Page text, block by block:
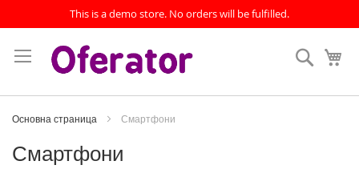
This is a demo store. No orders will be fulfilled.
към
съдържанието
Основна страница Смартфони
Смартфони